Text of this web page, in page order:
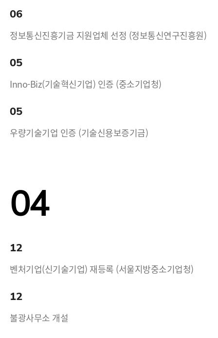
06
정보통신진흥기금 지원업체 선정 (정보통신연구진흥원)
05
Inno-Biz(기술혁신기업) 인증 (중소기업청)
05
우량기술기업 인증 (기술신용보증기금)
04
12
벤처기업(신기술기업) 재등록 (서울지방중소기업청)
12
불광사무소 개설